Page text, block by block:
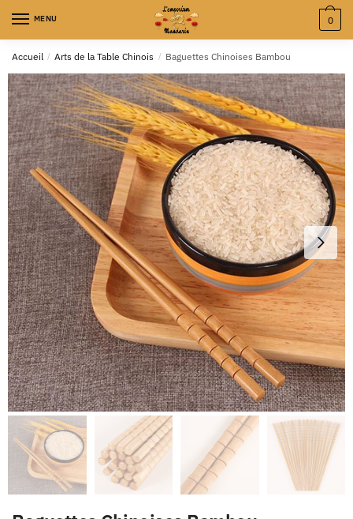
MENU 0
Accueil / Arts de la Table Chinois / Baguettes Chinoises Bambou